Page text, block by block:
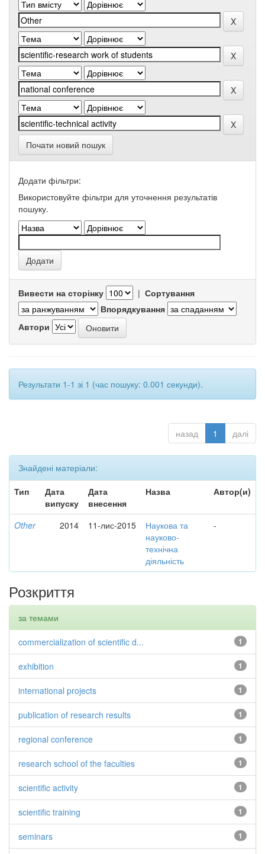
Почати новий пошук
Додати фільтри:
Використовуйте фільтри для уточнення результатів
пошуку.
Вивести на сторінку | Сортування
Впорядкування
Автори
Результати 1-1 зі 1 (час пошуку: 0.001 секунди).
назад 1 далі
Знайдені матеріали:
Тип
Дата
випуску
Дата
внесення
Назва Автор(и)
Other 2014 11-лис-2015
Наукова та
науково-
технічна
діяльність
-
Розкриття
за темами
1
commercialization of scientific d...
1
exhibition
1
international projects
1
publication of research results
1
regional conference
1
research school of the faculties
1
scientific activity
1
scientific training
1
seminars